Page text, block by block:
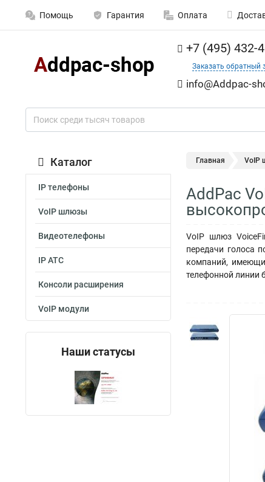
Помощь Гарантия Оплата
+7 (495) 432-
Заказать обратный
info@Addpaс-
Каталог
IP телефоны
VoIP шлюзы
Видеотелефоны
IP АТС
Консоли расширения
VoIP модули
Наши статусы
Главная VoIP
AddPac
VoIP шлюз
передачи голоса
компаний,
телефонной линии